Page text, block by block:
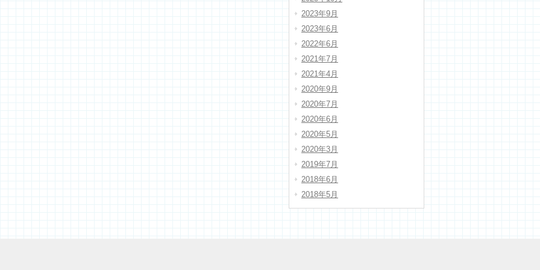
2023年9月
2023年6月
2022年6月
2021年7月
2021年4月
2020年9月
2020年7月
2020年6月
2020年5月
2020年3月
2019年7月
2018年6月
2018年5月